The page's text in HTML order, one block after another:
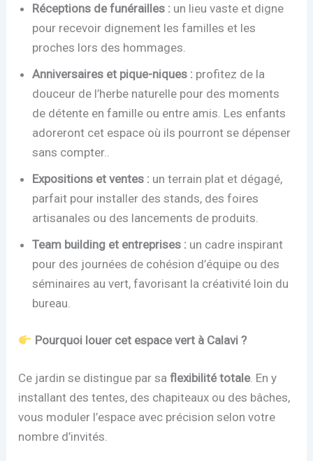
Réceptions de funérailles : un lieu vaste et digne
pour recevoir dignement les familles et les
proches lors des hommages.
Anniversaires et pique-niques : profitez de la
douceur de l’herbe naturelle pour des moments
de détente en famille ou entre amis. Les enfants
adoreront cet espace où ils pourront se dépenser
sans compter..
Expositions et ventes : un terrain plat et dégagé,
parfait pour installer des stands, des foires
artisanales ou des lancements de produits.
Team building et entreprises : un cadre inspirant
pour des journées de cohésion d’équipe ou des
séminaires au vert, favorisant la créativité loin du
bureau.
Pourquoi louer cet espace vert à Calavi ?
Ce jardin se distingue par saflexibilité totale. En y
installant des tentes, des chapiteaux ou des bâches,
vous moduler l’espace avec précision selon votre
nombre d’invités.